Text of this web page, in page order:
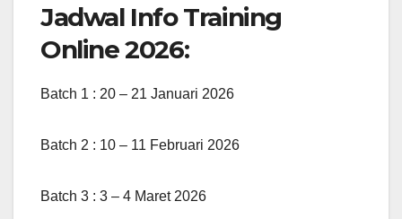
Jadwal Info Training
Online 2026:
Batch 1 : 20 – 21 Januari 2026
Batch 2 : 10 – 11 Februari 2026
Batch 3 : 3 – 4 Maret 2026